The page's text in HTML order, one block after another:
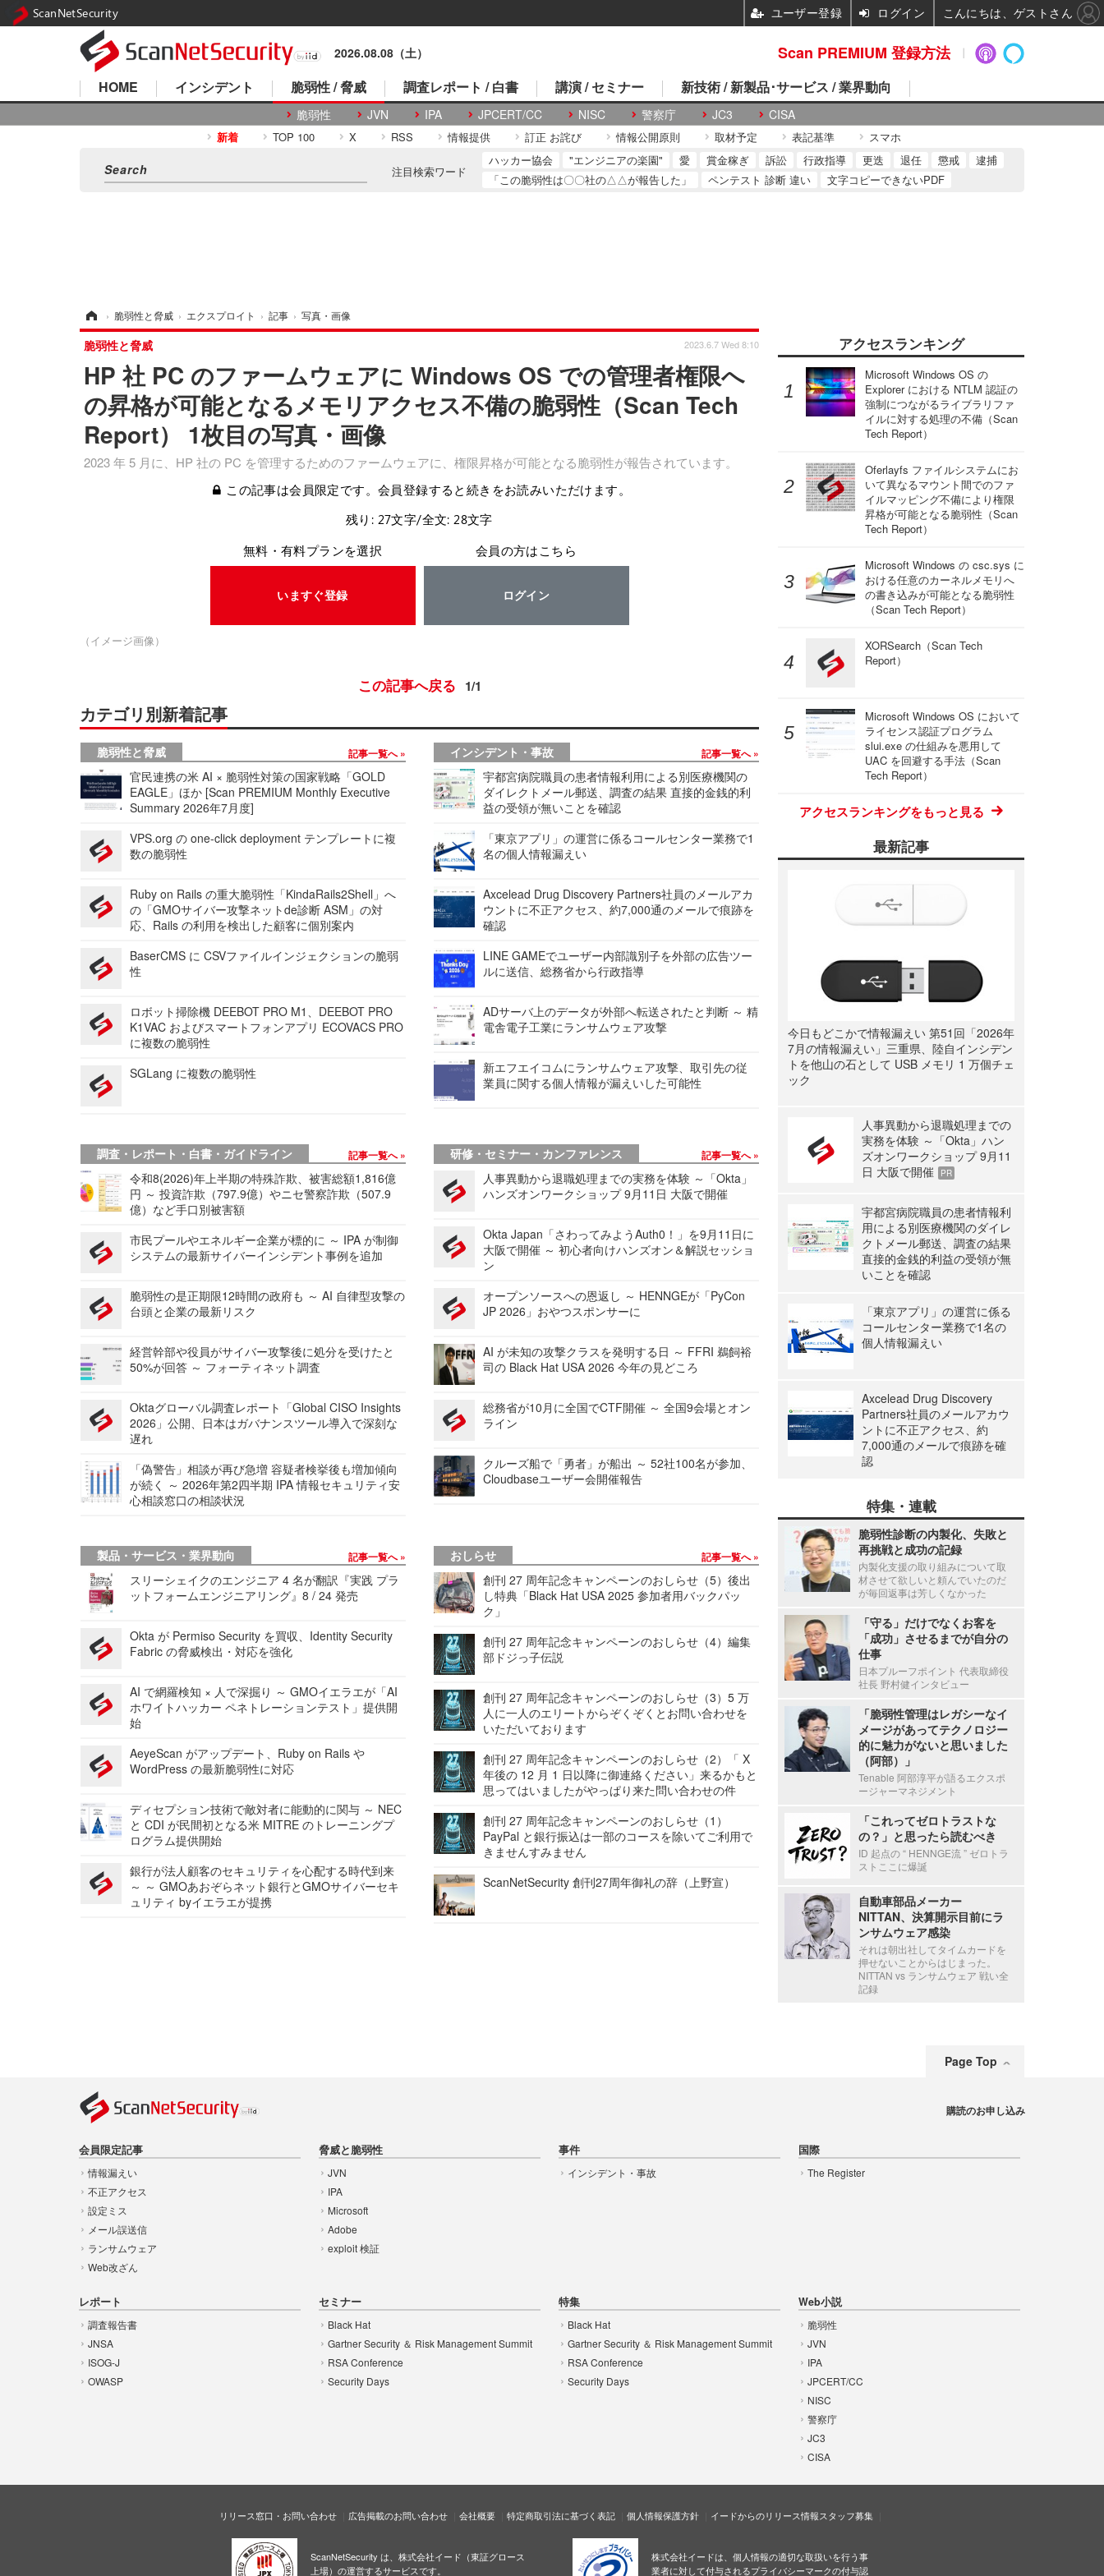
2026.08.08（土）
HOME インシデント 脆弱性 / 脅威
脆弱性 JVN IPA JPCERT/CC NISC 警察庁 JC3 CISA
調査レポート / 白書 講演 / セミナー 新技術 / 新製品･サービス / 業界動向
新着 TOP 100 X RSS 情報提供 訂正 お詫び 情報公開原則 取材予定 表記基準 スマホ
注目検索ワード
ハッカー協会 "エンジニアの楽園" 愛 賞金稼ぎ 訴訟 行政指導 更迭 退任 懲戒
逮捕
「この脆弱性は〇〇社の△△が報告した」
ペンテスト 診断 違い 文字コピーできないPDF
› 脆弱性と脅威 › エクスプロイト › 記事 › 写真・画像
HP 社 PC のファームウェアに Windows OS での管理者権限へ
の昇格が可能となるメモリアクセス不備の脆弱性（Scan Tech
Report） 1枚目の写真・画像
2023 年 5 月に、HP 社の PC を管理するためのファームウェアに、権限昇格が可能となる脆弱性が報告されています。
脆弱性と脅威 2023.6.7 Wed 8:10
この記事は会員限定です。会員登録すると続きをお読みいただけます。
残り: 27文字/全文: 28文字
無料・有料プランを選択
いますぐ登録
会員の方はこちら
ログイン
（イメージ画像）
この記事へ戻る 1/1
カテゴリ別新着記事
脆弱性と脅威 記事一覧へ
官民連携の米 AI × 脆弱性対策の国家戦略「GOLD
EAGLE」ほか [Scan PREMIUM Monthly Executive
Summary 2026年7月度]
VPS.org の one-click deployment テンプレートに複
数の脆弱性
Ruby on Rails の重大脆弱性「KindaRails2Shell」へ
の「GMOサイバー攻撃ネットde診断 ASM」の対
応、Rails の利用を検出した顧客に個別案内
BaserCMS に CSVファイルインジェクションの脆弱
性
ロボット掃除機 DEEBOT PRO M1、DEEBOT PRO
K1VAC およびスマートフォンアプリ ECOVACS PRO
に複数の脆弱性
SGLang に複数の脆弱性
インシデント・事故 記事一覧へ
宇都宮病院職員の患者情報利用による別医療機関の
ダイレクトメール郵送、調査の結果 直接的金銭的利
益の受領が無いことを確認
「東京アプリ」の運営に係るコールセンター業務で1
名の個人情報漏えい
Axcelead Drug Discovery Partners社員のメールアカ
ウントに不正アクセス、約7,000通のメールで痕跡を
確認
LINE GAMEでユーザー内部識別子を外部の広告ツー
ルに送信、総務省から行政指導
ADサーバ上のデータが外部へ転送されたと判断 ～ 精
電舎電子工業にランサムウェア攻撃
新エフエイコムにランサムウェア攻撃、取引先の従
業員に関する個人情報が漏えいした可能性
調査・レポート・白書・ガイドライン 記事一覧へ
令和8(2026)年上半期の特殊詐欺、被害総額1,816億
円 ～ 投資詐欺（797.9億）やニセ警察詐欺（507.9
億）など手口別被害額
市民プールやエネルギー企業が標的に ～ IPA が制御
システムの最新サイバーインシデント事例を追加
脆弱性の是正期限12時間の政府も ～ AI 自律型攻撃の
台頭と企業の最新リスク
経営幹部や役員がサイバー攻撃後に処分を受けたと
50%が回答 ～ フォーティネット調査
Oktaグローバル調査レポート「Global CISO Insights
2026」公開、日本はガバナンスツール導入で深刻な
遅れ
「偽警告」相談が再び急増 容疑者検挙後も増加傾向
が続く ～ 2026年第2四半期 IPA 情報セキュリティ安
心相談窓口の相談状況
研修・セミナー・カンファレンス 記事一覧へ
人事異動から退職処理までの実務を体験 ～「Okta」
ハンズオンワークショップ 9月11日 大阪で開催
Okta Japan「さわってみようAuth0！」を9月11日に
大阪で開催 ～ 初心者向けハンズオン＆解説セッショ
ン
オープンソースへの恩返し ～ HENNGEが「PyCon
JP 2026」おやつスポンサーに
AI が未知の攻撃クラスを発明する日 ～ FFRI 鵜飼裕
司の Black Hat USA 2026 今年の見どころ
総務省が10月に全国でCTF開催 ～ 全国9会場とオン
ライン
クルーズ船で「勇者」が船出 ～ 52社100名が参加、
Cloudbaseユーザー会開催報告
製品・サービス・業界動向 記事一覧へ
スリーシェイクのエンジニア 4 名が翻訳『実践 プラ
ットフォームエンジニアリング』8 / 24 発売
Okta が Permiso Security を買収、Identity Security
Fabric の脅威検出・対応を強化
AI で網羅検知 × 人で深掘り ～ GMOイエラエが「AI
ホワイトハッカー ペネトレーションテスト」提供開
始
AeyeScan がアップデート、Ruby on Rails や
WordPress の最新脆弱性に対応
ディセプション技術で敵対者に能動的に関与 ～ NEC
と CDI が民間初となる米 MITRE のトレーニングプ
ログラム提供開始
銀行が法人顧客のセキュリティを心配する時代到来
～ ～ GMOあおぞらネット銀行とGMOサイバーセキ
ュリティ byイエラエが提携
おしらせ 記事一覧へ
創刊 27 周年記念キャンペーンのおしらせ（5）後出
し特典「Black Hat USA 2025 参加者用バックパッ
ク」
創刊 27 周年記念キャンペーンのおしらせ（4）編集
部ドジっ子伝説
創刊 27 周年記念キャンペーンのおしらせ（3）5 万
人に一人のエリートからぞくぞくとお問い合わせを
いただいております
創刊 27 周年記念キャンペーンのおしらせ（2）「 X
年後の 12 月 1 日以降に御連絡ください」来るかもと
思ってはいましたがやっぱり来た問い合わせの件
創刊 27 周年記念キャンペーンのおしらせ（1）
PayPal と銀行振込は一部のコースを除いてご利用で
きませんすみません
ScanNetSecurity 創刊27周年御礼の辞（上野宣）
アクセスランキング
Microsoft Windows OS の
Explorer における NTLM 認証の
強制につながるライブラリファ
イルに対する処理の不備（Scan
Tech Report）
Oferlayfs ファイルシステムにお
いて異なるマウント間でのファ
イルマッピング不備により権限
昇格が可能となる脆弱性（Scan
Tech Report）
Microsoft Windows の csc.sys に
おける任意のカーネルメモリへ
の書き込みが可能となる脆弱性
（Scan Tech Report）
XORSearch（Scan Tech
Report）
Microsoft Windows OS において
ライセンス認証プログラム
slui.exe の仕組みを悪用して
UAC を回避する手法（Scan
Tech Report）
アクセスランキングをもっと見る
最新記事
今日もどこかで情報漏えい 第51回「2026年
7月の情報漏えい」三重県、陸自インシデン
トを他山の石として USB メモリ 1 万個チェ
ック
人事異動から退職処理までの
実務を体験 ～「Okta」ハン
ズオンワークショップ 9月11
日 大阪で開催
PR
宇都宮病院職員の患者情報利
用による別医療機関のダイレ
クトメール郵送、調査の結果
直接的金銭的利益の受領が無
いことを確認
「東京アプリ」の運営に係る
コールセンター業務で1名の
個人情報漏えい
Axcelead Drug Discovery
Partners社員のメールアカウ
ントに不正アクセス、約
7,000通のメールで痕跡を確
認
特集・連載
脆弱性診断の内製化、失敗と
再挑戦と成功の記録
内製化支援の取り組みについて取
材させて欲しいと頼んでいたのだ
が毎回返事は芳しくなかった
「守る」だけでなくお客を
「成功」させるまでが自分の
仕事
日本プルーフポイント 代表取締役
社長 野村健インタビュー
「脆弱性管理はレガシーなイ
メージがあってテクノロジー
的に魅力がないと思いました
（阿部）」
Tenable 阿部淳平が語るエクスポ
ージャーマネジメント
「これってゼロトラストな
の？」と思ったら読むべき
ID 起点の “ HENNGE流 ” ゼロトラ
ストここに爆誕
自動車部品メーカー
NITTAN、決算開示目前にラ
ンサムウェア感染
それは朝出社してタイムカードを
押せないことからはじまった。
NITTAN vs ランサムウェア 戦い全
記録
Page Top
会員限定記事
情報漏えい
不正アクセス
設定ミス
メール誤送信
ランサムウェア
Web改ざん
脅威と脆弱性
JVN
IPA
Microsoft
Adobe
exploit 検証
事件
インシデント・事故
国際
The Register
レポート
調査報告書
JNSA
ISOG-J
OWASP
セミナー
Black Hat
Gartner Security ＆ Risk Management Summit
RSA Conference
Security Days
特集
Black Hat
Gartner Security ＆ Risk Management Summit
RSA Conference
Security Days
Web小説
脆弱性
JVN
IPA
JPCERT/CC
NISC
警察庁
JC3
CISA
購読のお申し込み
リリース窓口・お問い合わせ 広告掲載のお問い合わせ 会社概要 特定商取引法に基づく表記 個人情報保護方針 イードからのリリース情報スタッフ募集
ScanNetSecurity は、株式会社イード（東証グロース
上場）の運営するサービスです。
株式会社イードは、個人情報の適切な取扱いを行う事
業者に対して付与されるプライバシーマークの付与認
Scan PREMIUM 登録方法
ScanNetSecurity ユーザー登録 ログイン こんにちは、ゲストさん